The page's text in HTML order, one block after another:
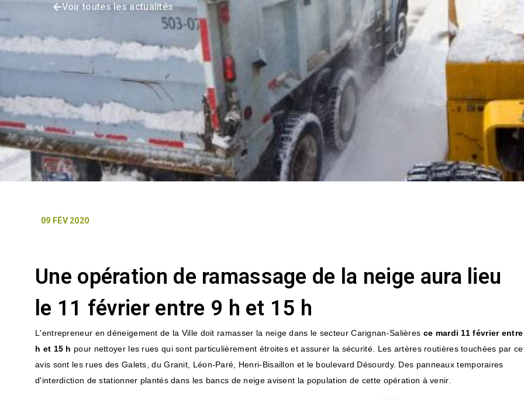
Voir toutes les actualités
09 FÉV 2020
Une opération de ramassage de la neige aura lieu
le 11 février entre 9 h et 15 h
L'entrepreneur en déneigement de la Ville doit ramasser la neige dans le secteur Carignan-Salières ce mardi 11 février
h et 15 h pour nettoyer les rues qui sont particulièrement étroites et assurer la sécurité. Les artères routières touchées par
avis sont les rues des Galets, du Granit, Léon-Paré, Henri-Bisaillon et le boulevard Désourdy. Des panneaux temporaires
d'interdiction de stationner plantés dans les bancs de neige avisent la population de cette opération à venir.